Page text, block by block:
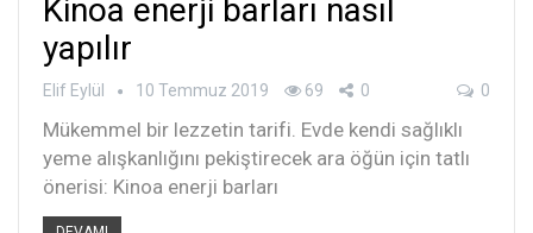
Kinoa enerji barları⁣ nasıl
yapılır
Elif Eylül 10 Temmuz 2019 69 0 0
Mükemmel bir lezzetin tarifi. Evde kendi sağlıklı
yeme alışkanlığını pekiştirecek ara öğün için tatlı
önerisi: Kinoa enerji barları⁣